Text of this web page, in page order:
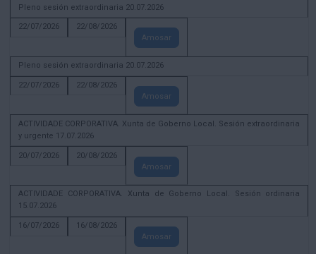
Pleno sesión extraordinaria 20.07.2026
22/07/2026
22/08/2026
Amosar
Pleno sesión extraordinaria 20.07.2026
22/07/2026
22/08/2026
Amosar
ACTIVIDADE CORPORATIVA. Xunta de Goberno Local. Sesión extraordinaria
y urgente 17.07.2026
20/07/2026
20/08/2026
Amosar
ACTIVIDADE CORPORATIVA. Xunta de Goberno Local. Sesión ordinaria
15.07.2026
16/07/2026
16/08/2026
Amosar